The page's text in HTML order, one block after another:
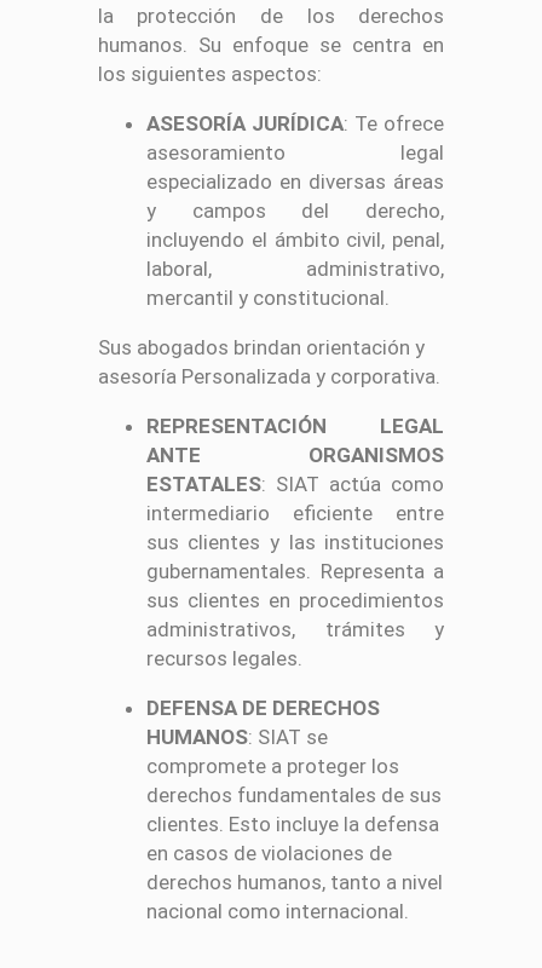
la protección de los derechos
humanos. Su enfoque se centra en
los siguientes aspectos:
ASESORÍA JURÍDICA: Te ofrece
asesoramiento legal
especializado en diversas áreas
y campos del derecho,
incluyendo el ámbito civil, penal,
laboral, administrativo,
mercantil y constitucional.
Sus abogados brindan orientación y
asesoría Personalizada y corporativa.
REPRESENTACIÓN LEGAL
ANTE ORGANISMOS
ESTATALES: SIAT actúa como
intermediario eficiente entre
sus clientes y las instituciones
gubernamentales. Representa a
sus clientes en procedimientos
administrativos, trámites y
recursos legales.
DEFENSA DE DERECHOS
HUMANOS: SIAT se
compromete a proteger los
derechos fundamentales de sus
clientes. Esto incluye la defensa
en casos de violaciones de
derechos humanos, tanto a nivel
nacional como internacional.